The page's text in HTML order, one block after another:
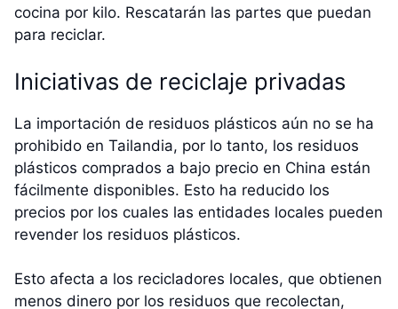
cocina por kilo. Rescatarán las partes que puedan
para reciclar.
Iniciativas de reciclaje privadas
La importación de residuos plásticos aún no se ha
prohibido en Tailandia, por lo tanto, los residuos
plásticos comprados a bajo precio en China están
fácilmente disponibles. Esto ha reducido los
precios por los cuales las entidades locales pueden
revender los residuos plásticos.
Esto afecta a los recicladores locales, que obtienen
menos dinero por los residuos que recolectan,